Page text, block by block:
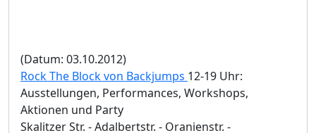
(Datum: 03.10.2012)
Rock The Block von Backjumps 12-19 Uhr:
Ausstellungen, Performances, Workshops,
Aktionen und Party
Skalitzer Str. - Adalbertstr. - Oranienstr. -